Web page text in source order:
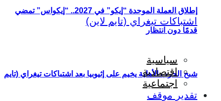
شبح الحرب الأهلية يخيم على إثيوبيا بعد اشتباكات تيغراي (تايم
إطلاق العملة الموحدة “إيكو” في 2027.. “إيكواس” تمضي
قدمًا دون انتظار
سياسية
اقتصادية
اجتماعية
تقدير موقف